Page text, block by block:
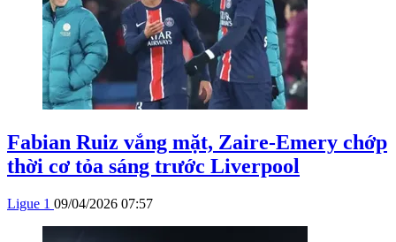
Fabian Ruiz vắng mặt, Zaire-Emery chớp
thời cơ tỏa sáng trước Liverpool
Ligue 1 09/04/2026 07:57